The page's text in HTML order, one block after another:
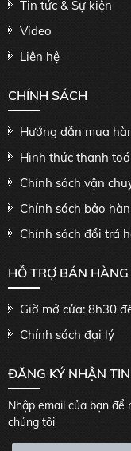
Tin tức & Sự kiện
Video
Liên hệ
CHÍNH SÁCH
Hướng dẫn mua
Hình thức thanh
Chính sách vận
Chính sách bảo
Chính sách đổi trả
HỖ TRỢ BÁN HÀNG
Giờ mở cửa: 8h30
Chính sách đại lý
ĐĂNG KÝ NHẬN TIN
Nhập email của bạn
chúng tôi